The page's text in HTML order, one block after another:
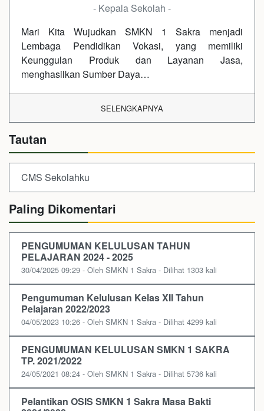
- Kepala Sekolah -
Mari Kita Wujudkan SMKN 1 Sakra menjadi
Lembaga Pendidikan Vokasi, yang memiliki
Keunggulan Produk dan Layanan Jasa,
menghasilkan Sumber Daya…
SELENGKAPNYA
Tautan
CMS Sekolahku
Paling Dikomentari
PENGUMUMAN KELULUSAN TAHUN
PELAJARAN 2024 - 2025
30/04/2025 09:29 - Oleh SMKN 1 Sakra - Dilihat 1303 kali
Pengumuman Kelulusan Kelas XII Tahun
Pelajaran 2022/2023
04/05/2023 10:26 - Oleh SMKN 1 Sakra - Dilihat 4299 kali
PENGUMUMAN KELULUSAN SMKN 1 SAKRA
TP. 2021/2022
24/05/2021 08:24 - Oleh SMKN 1 Sakra - Dilihat 5736 kali
Pelantikan OSIS SMKN 1 Sakra Masa Bakti